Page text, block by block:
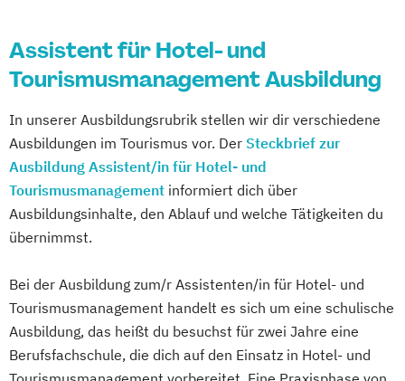
Assistent für Hotel- und
Tourismusmanagement Ausbildung
In unserer Ausbildungsrubrik stellen wir dir verschiedene
Ausbildungen im Tourismus vor. Der Steckbrief zur
Ausbildung Assistent/in für Hotel- und
Tourismusmanagement informiert dich über
Ausbildungsinhalte, den Ablauf und welche Tätigkeiten du
übernimmst.
Bei der Ausbildung zum/r Assistenten/in für Hotel- und
Tourismusmanagement handelt es sich um eine schulische
Ausbildung, das heißt du besuchst für zwei Jahre eine
Berufsfachschule, die dich auf den Einsatz in Hotel- und